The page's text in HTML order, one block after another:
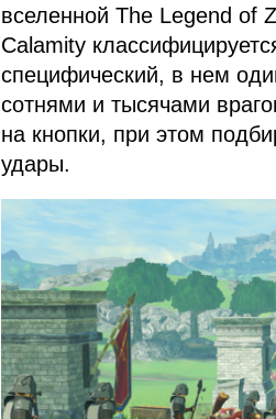
вселенной The Legend of
Calamity
специфический, в нем
сотнями и тысячами
на кнопки, при этом
удары.